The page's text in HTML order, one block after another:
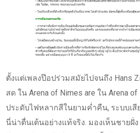
ตั้งแต่เพลงป๊อปร่วมสมัยไปจนถึง Hans
สด ใน Arena of Nimes are ใน Arena
ประดับไฟหลากสีในยามค่ำคืน, ระบบเสี
นี่น่าตื่นเต้นอย่างแท้จริง. มองเห็นชายฝั่ง